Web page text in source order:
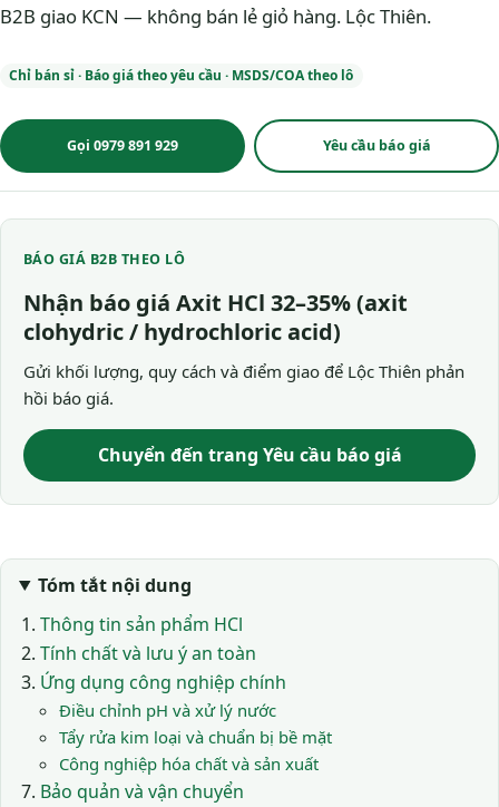
B2B giao KCN — không bán lẻ giỏ hàng. Lộc Thiên.
Chỉ bán sỉ · Báo giá theo yêu cầu · MSDS/COA theo lô
Gọi 0979 891 929 Yêu cầu báo giá
Tóm tắt nội dung
Thông tin sản phẩm HCl
Tính chất và lưu ý an toàn
Ứng dụng công nghiệp chính
Điều chỉnh pH và xử lý nước
Tẩy rửa kim loại và chuẩn bị bề mặt
Công nghiệp hóa chất và sản xuất
Bảo quản và vận chuyển
BÁO GIÁ B2B THEO LÔ
Nhận báo giá Axit HCl 32–35% (axit
clohydric / hydrochloric acid)
Gửi khối lượng, quy cách và điểm giao để Lộc Thiên phản
hồi báo giá.
Chuyển đến trang Yêu cầu báo giá